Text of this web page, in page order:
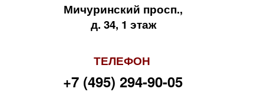
Мичуринский просп.,
д. 34, 1 этаж
ТЕЛЕФОН
+7 (495) 294-90-05